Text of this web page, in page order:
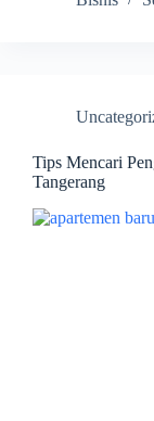
Tips Mencari
Tangerang